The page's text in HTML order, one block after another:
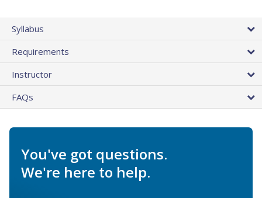
Syllabus
Requirements
Instructor
FAQs
You've got questions.
We're here to help.